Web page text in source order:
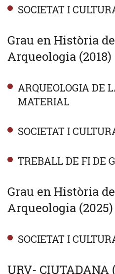
SOCIETAT I
Grau en Història
Arqueologia (2018)
ARQUEOLOGIA DE
MATERIAL
SOCIETAT I
TREBALL DE FI DE
Grau en Història
Arqueologia (2025)
SOCIETAT I
URV- CIUTADANA